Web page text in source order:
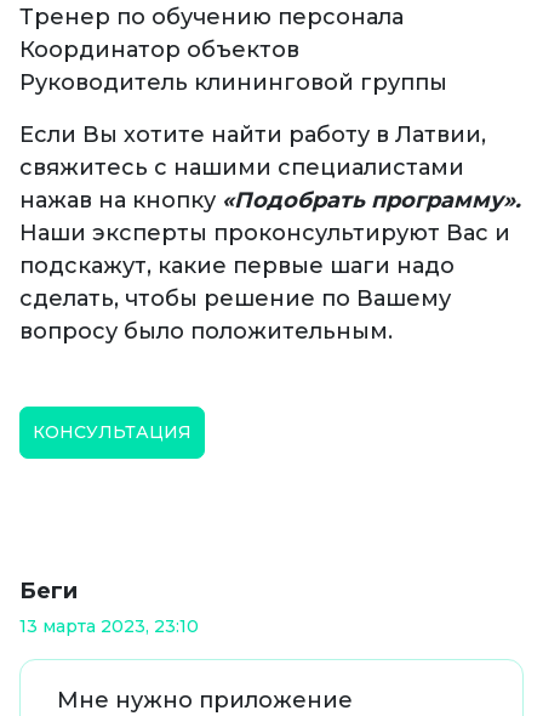
Тренер по обучению персонала
Координатор объектов
Руководитель клининговой группы
Если Вы хотите найти работу в Латвии,
свяжитесь с нашими специалистами
нажав на кнопку «Подобрать программу».
Наши эксперты проконсультируют Вас и
подскажут, какие первые шаги надо
сделать, чтобы решение по Вашему
вопросу было положительным.
КОНСУЛЬТАЦИЯ
Беги
13 марта 2023, 23:10
Мне нужно приложение